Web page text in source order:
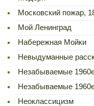
Московский пожар,
Мой Ленинград
Набережная Мойки
Невыдуманные
Незабываемые
Незабываемые
Неоклассицизм